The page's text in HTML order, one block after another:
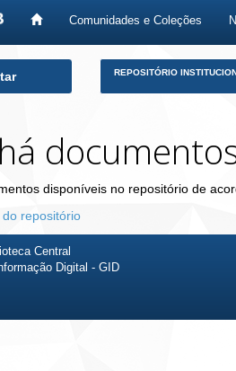
Comunidades e Coleções
REPOSITÓRIO
disponíveis no repositório de
repositório
Central
Digital - GID